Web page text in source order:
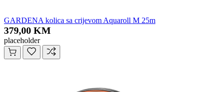
GARDENA kolica sa crijevom Aquaroll M 25m
379,00 KM
placeholder